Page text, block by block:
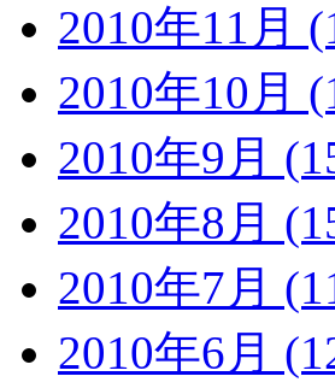
2010年11月
2010年10月
2010年9月
2010年8月
2010年7月
2010年6月